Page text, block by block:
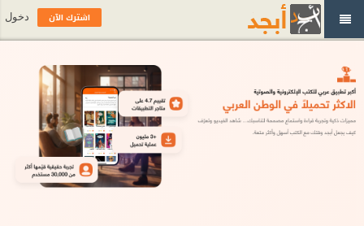
اشترك الآن دخول